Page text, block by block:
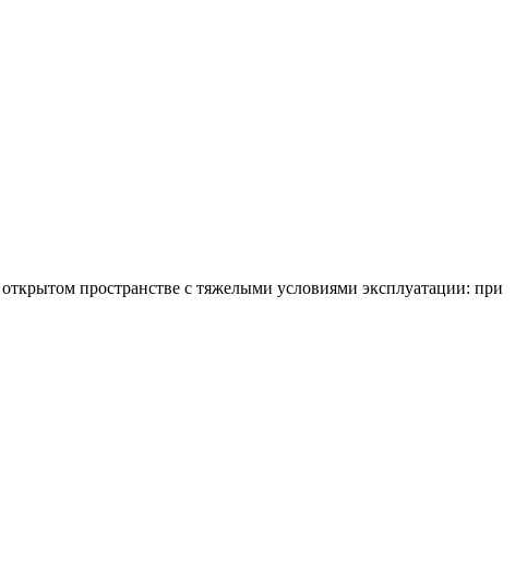
пространстве с тяжелыми условиями эксплуатации: при